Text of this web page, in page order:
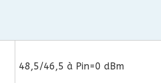
48,5/46,5 à Pin=0 dBm